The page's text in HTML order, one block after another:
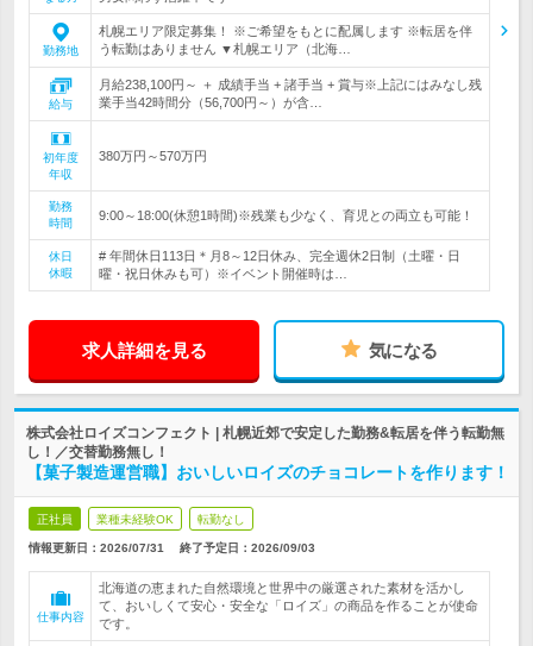
勤務地
札幌エリア限定募集！ ※ご希望をもとに配属します ※転居を伴
う転勤はありません ▼札幌エリア（北海…
給与
月給238,100円～ ＋ 成績手当 + 諸手当 + 賞与※上記にはみなし残
業手当42時間分（56,700円～）が含…
初年度
年収
380万円～570万円
勤務
時間
9:00～18:00(休憩1時間)※残業も少なく、育児との両立も可能！
休日
休暇
# 年間休日113日＊月8～12日休み、完全週休2日制（土曜・日
曜・祝日休みも可）※イベント開催時は…
求人詳細を見る 気になる
株式会社ロイズコンフェクト | 札幌近郊で安定した勤務&転居を伴う転勤無
し！／交替勤務無し！
【菓子製造運営職】おいしいロイズのチョコレートを作ります！
正社員 業種未経験OK 転勤なし
情報更新日：2026/07/31 終了予定日： 2026/09/03
仕事内容
北海道の恵まれた自然環境と世界中の厳選された素材を活かし
て、おいしくて安心・安全な「ロイズ」の商品を作ることが使命
です。